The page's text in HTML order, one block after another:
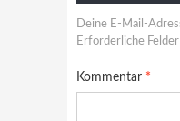
Deine E-Mail-
Erforderliche
Kommentar *